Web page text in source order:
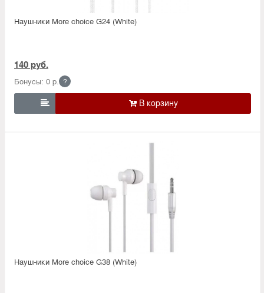
Наушники More choice G24 (White)
140 руб.
Бонусы: 0 р. ?

Наушники More choice G38 (White)